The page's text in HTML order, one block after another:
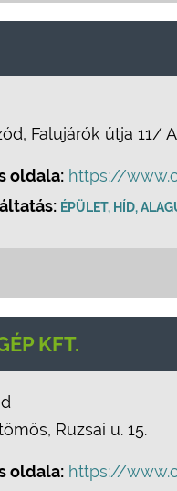
Falujárók útja 11/
oldala: https://
ÉPÜLET, HÍD,
KFT.
Ruzsai u. 15.
oldala: https://